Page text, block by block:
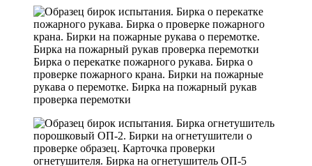
Бирка о перекатке пожарного рукава. Бирка о
проверке пожарного крана. Бирки на пожарные
рукава о перемотке. Бирка на пожарный рукав
проверка перемотки